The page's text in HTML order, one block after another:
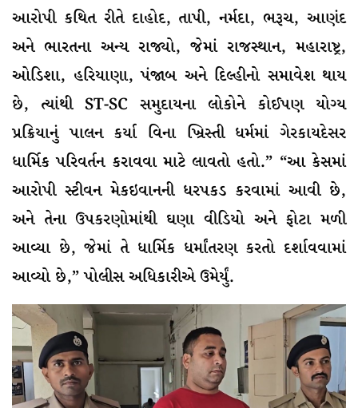
આરોપી કથિત રીતે દાહોદ, તાપી, નર્મદા, ભરૂચ, આણંદ
અને ભારતના અન્ય રાજ્યો, જેમાં રાજસ્થાન, મહારાષ્ટ્ર,
ઓડિશા, હરિયાણા, પંજાબ અને દિલ્હીનો સમાવેશ થાય
છે, ત્યાંથી ST-SC સમુદાયના લોકોને કોઈપણ યોગ્ય
પ્રક્રિયાનું પાલન કર્યા વિના ખ્રિસ્તી ધર્મમાં ગેરકાયદેસર
ધાર્મિક પરિવર્તન કરાવવા માટે લાવતો હતો.” “આ કેસમાં
આરોપી સ્ટીવન મેકઇવાનની ધરપકડ કરવામાં આવી છે,
અને તેના ઉપકરણોમાંથી ઘણા વીડિયો અને ફોટા મળી
આવ્યા છે, જેમાં તે ધાર્મિક ધર્માંતરણ કરતો દર્શાવવામાં
આવ્યો છે,” પોલીસ અધિકારીએ ઉમેર્યું.